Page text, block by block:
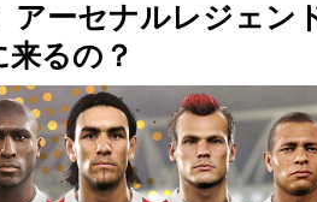
アーセナルレジェン
るの？